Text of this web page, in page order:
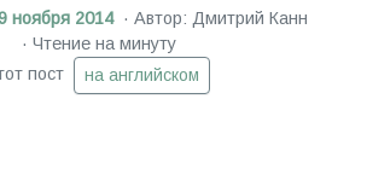
ноября 2014
Автор: Дмитрий Канн
Чтение на минуту
пост
на английском